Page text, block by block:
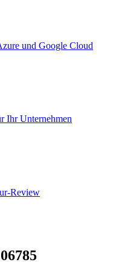
und Google Cloud
Ihr Unternehmen
Review